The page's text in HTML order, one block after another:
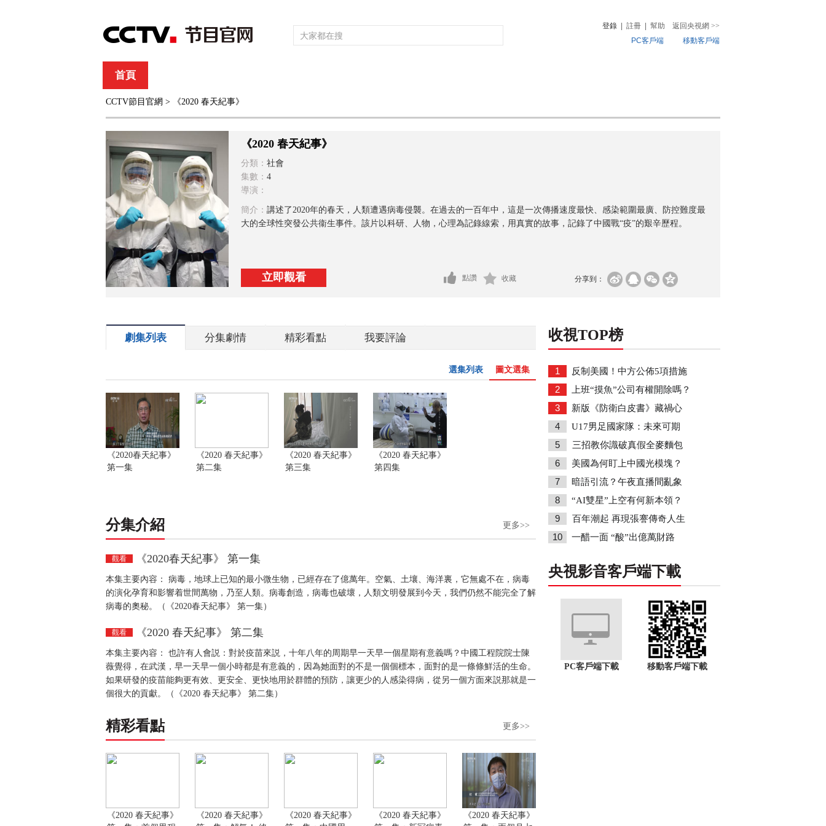
登錄 註冊 幫助 返回央視網 >>
PC客戶端
移動客戶端
首頁
綜合 新聞 財經 綜藝 中文國際
CCTV節目官網 > 《2020 春天紀事》
《2020 春天紀事》
分類： 社會
集數： 4
導演：
簡介： 講述了2020年的春天，人類遭遇病毒侵襲。在過去的一百年中，這是一次傳播速度最快、感染範圍最廣、防控難度最
大的全球性突發公共衞生事件。該片以科研、人物，心理為記錄線索，用真實的故事，記錄了中國戰“疫”的艱辛歷程。
立即觀看 分享到：
點讚 收藏
劇集列表 分集劇情 精彩看點 我要評論
圖文選集
選集列表
《2020春天紀事》
第一集
《2020 春天紀事》
第二集
《2020 春天紀事》
第三集
《2020 春天紀事》
第四集
分集介紹 更多>>
觀看 《2020春天紀事》 第一集
本集主要內容： 病毒，地球上已知的最小微生物，已經存在了億萬年。空氣、土壤、海洋裏，它無處不在，病毒
的演化孕育和影響着世間萬物，乃至人類。病毒創造，病毒也破壞，人類文明發展到今天，我們仍然不能完全了解
病毒的奧秘。（《2020春天紀事》 第一集）
觀看 《2020 春天紀事》 第二集
本集主要內容： 也許有人會説：對於疫苗來説，十年八年的周期早一天早一個星期有意義嗎？中國工程院院士陳
薇覺得，在武漢，早一天早一個小時都是有意義的，因為她面對的不是一個個標本，面對的是一條條鮮活的生命。
如果研發的疫苗能夠更有效、更安全、更快地用於群體的預防，讓更少的人感染得病，從另一個方面來説那就是一
個很大的貢獻。（《2020 春天紀事》 第二集）
精彩看點 更多>>
《2020 春天紀事》
《2020 春天紀事》
《2020 春天紀事》
《2020 春天紀事》
《2020 春天紀事》
收視TOP榜
1 反制美國！中方公佈5項措施
2 上班“摸魚”公司有權開除嗎？
3 新版《防衛白皮書》藏禍心
4 U17男足國家隊：未來可期
5 三招教你識破真假全麥麵包
6 美國為何盯上中國光模塊？
7 暗語引流？午夜直播間亂象
8 “AI雙星”上空有何新本領？
9 百年潮起 再現張謇傳奇人生
10 一醋一面 “酸”出億萬財路
央視影音客戶端下載
PC客戶端下載 移動客戶端下載